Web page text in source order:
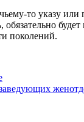
чьему-то указу
поколений.